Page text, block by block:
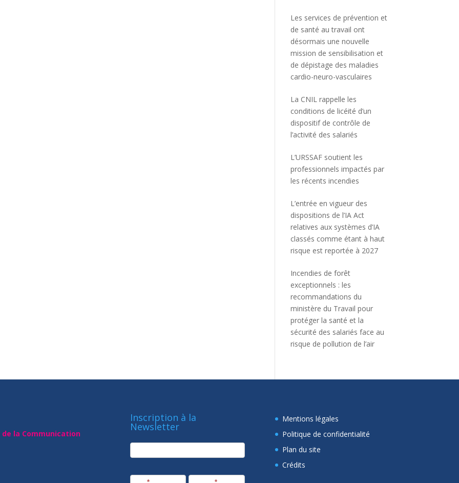
Les services de prévention et
de santé au travail ont
désormais une nouvelle
mission de sensibilisation et
de dépistage des maladies
cardio-neuro-vasculaires
La CNIL rappelle les
conditions de licéité d’un
dispositif de contrôle de
l’activité des salariés
L’URSSAF soutient les
professionnels impactés par
les récents incendies
L’entrée en vigueur des
dispositions de l’IA Act
relatives aux systèmes d’IA
classés comme étant à haut
risque est reportée à 2027
Incendies de forêt
exceptionnels : les
recommandations du
ministère du Travail pour
protéger la santé et la
sécurité des salariés face au
risque de pollution de l’air
la Communication
Inscription à la
Newsletter
newsletter
Mentions légales
Politique de confidentialité
Plan du site
Crédits